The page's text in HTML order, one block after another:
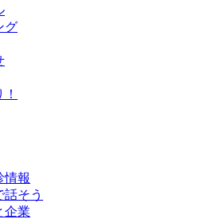
グ
情報
そう
企業